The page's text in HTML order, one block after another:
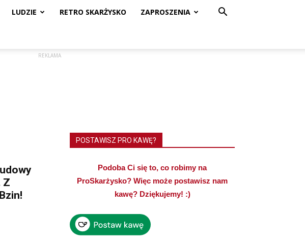
LUDZIE RETRO SKARŻYSKO ZAPROSZENIA
REKLAMA
Z
POSTAWISZ PRO KAWĘ?
Podoba Ci się to, co robimy na
ProSkarżysko? Więc może postawisz nam
kawę? Dziękujemy! :)